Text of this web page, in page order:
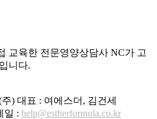
교육한 전문영양상담사 NC가 고
니다.
) 대표 : 여에스더, 김건세
일 : help@estherformula.co.kr